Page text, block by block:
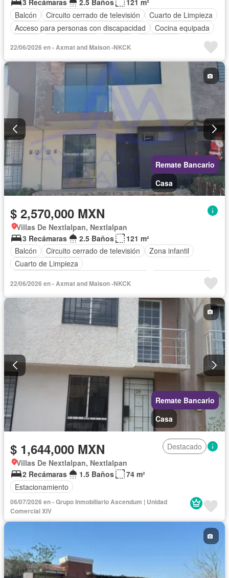
3 Recámaras
2.5 Baños
121 m²
Balcón
Circuito cerrado de televisión
Cuarto de Limpieza
Acceso para personas con discapacidad
Cocina equipada
Seguridad
Cuarto de servicio
22/06/2026 en - Axmat and Maison -NKCK
Remate Bancario
Casa
$ 2,570,000 MXN
Villas De Nextlalpan, Nextlalpan
3 Recámaras
2.5 Baños
121 m²
Balcón
Circuito cerrado de televisión
Zona infantil
Cuarto de Limpieza
Cocina equipada
Cocina integral
Internet Gas natural
Cuarto de servicio
22/06/2026 en - Axmat and Maison -NKCK
Remate Bancario
Casa
$ 1,644,000 MXN
Destacado
Villas De Nextlalpan, Nextlalpan
2 Recámaras
1.5 Baños
74 m²
Estacionamiento
06/07/2026 en - Grupo Inmobiliario Ascendum | Unidad
Comercial XIV